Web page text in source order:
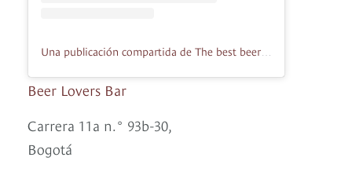
Beer Lovers Bar
Carrera 11a n.° 93b-30,
Bogotá